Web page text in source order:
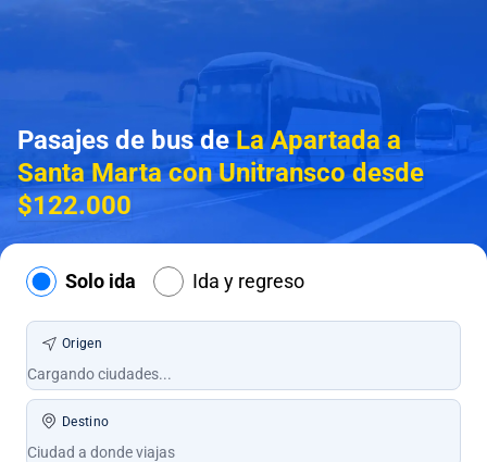
Pasajes de bus deLa Apartada a
Santa Marta con Unitransco desde
$122.000
Solo ida Ida y regreso
Origen
Destino